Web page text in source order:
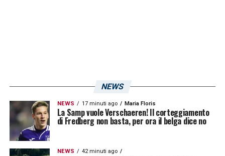
NEWS
NEWS 17 minuti ago Maria Floris
La Samp vuole Verschaeren! Il corteggiamento
di Fredberg non basta, per ora il belga dice no
NEWS 42 minuti ago